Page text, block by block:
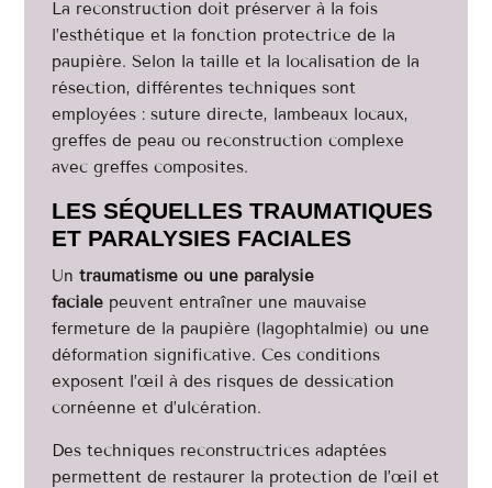
La reconstruction doit préserver à la fois
l’esthétique et la fonction protectrice de la
paupière. Selon la taille et la localisation de la
résection, différentes techniques sont
employées : suture directe, lambeaux locaux,
greffes de peau ou reconstruction complexe
avec greffes composites.
LES SÉQUELLES TRAUMATIQUES
ET PARALYSIES FACIALES
Un traumatisme ou une paralysie
faciale peuvent entraîner une mauvaise
fermeture de la paupière (lagophtalmie) ou une
déformation significative. Ces conditions
exposent l’œil à des risques de dessication
cornéenne et d’ulcération.
Des techniques reconstructrices adaptées
permettent de restaurer la protection de l’œil et